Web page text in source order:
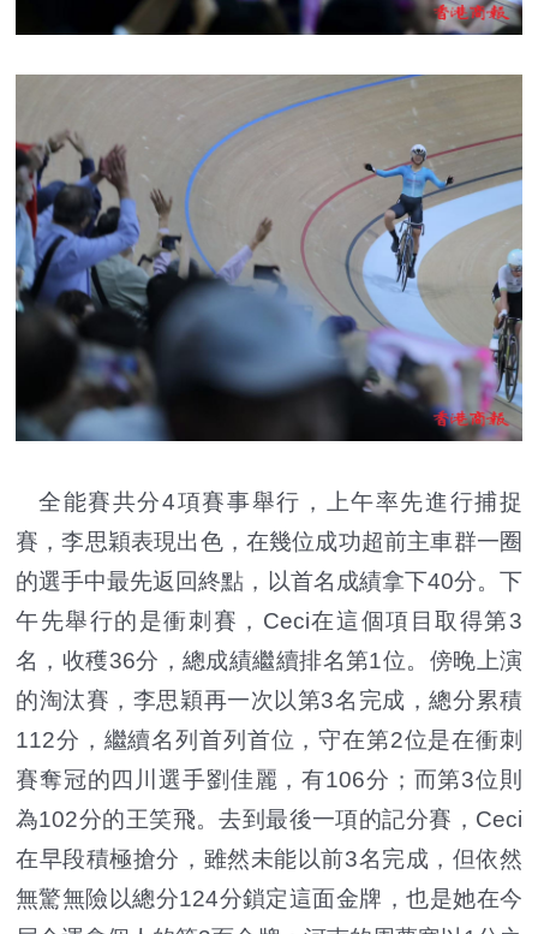
全能賽共分4項賽事舉行，上午率先進行捕捉
賽，李思穎表現出色，在幾位成功超前主車群一圈
的選手中最先返回終點，以首名成績拿下40分。下
午先舉行的是衝刺賽，Ceci在這個項目取得第3
名，收穫36分，總成績繼續排名第1位。傍晚上演
的淘汰賽，李思穎再一次以第3名完成，總分累積
112分，繼續名列首列首位，守在第2位是在衝刺
賽奪冠的四川選手劉佳麗，有106分；而第3位則
為102分的王笑飛。去到最後一項的記分賽，Ceci
在早段積極搶分，雖然未能以前3名完成，但依然
無驚無險以總分124分鎖定這面金牌，也是她在今